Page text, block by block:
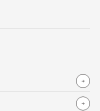
（条件より解像度
、入社後の仕事内容や
る情報不足が辞退の要
長できるか」をイメー
質の高い情報を提供す